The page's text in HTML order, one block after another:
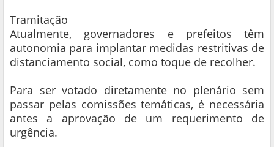
Tramitação
Atualmente, governadores e prefeitos têm
autonomia para implantar medidas restritivas de
distanciamento social, como toque de recolher.
Para ser votado diretamente no plenário sem
passar pelas comissões temáticas, é necessária
antes a aprovação de um requerimento de
urgência.